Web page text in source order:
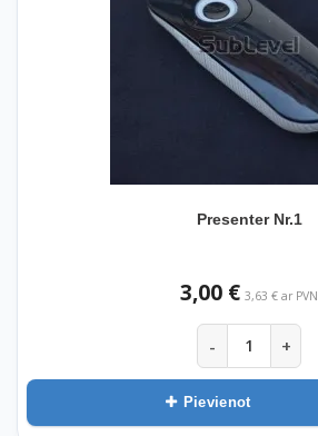
Presenter Nr.1
3,00 € 3,63 € ar PVN
- +
Pievienot